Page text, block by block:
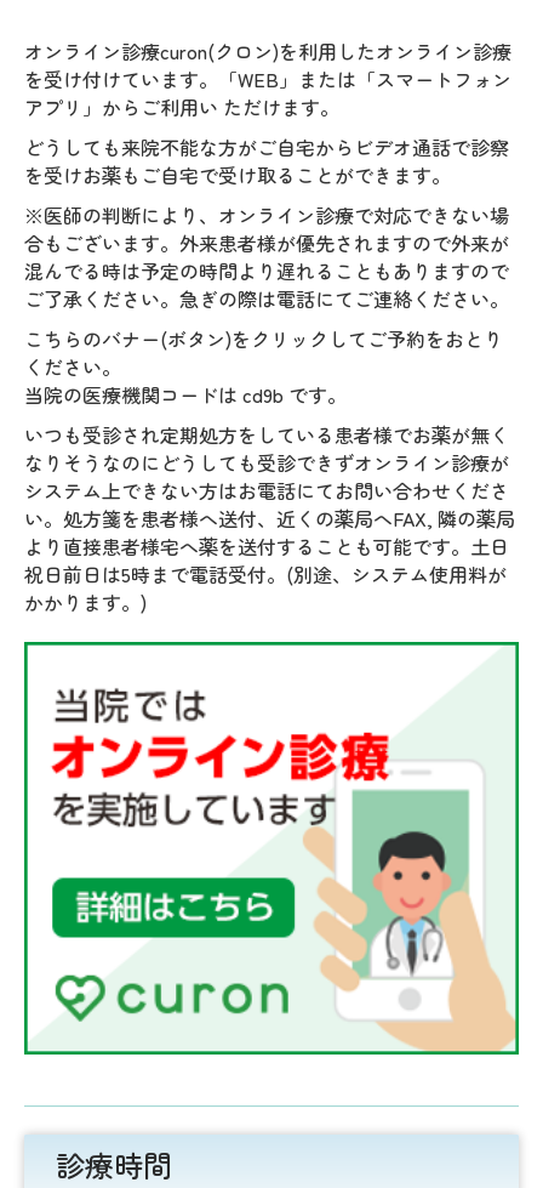
オンライン診療curon(クロン)を利用したオンライン診療
を受け付けています。「WEB」または「スマートフォン
アプリ」からご利用い ただけます。
どうしても来院不能な方がご自宅からビデオ通話で診察
を受けお薬もご自宅で受け取ることができます。
※医師の判断により、オンライン診療で対応できない場
合もございます。外来患者様が優先されますので外来が
混んでる時は予定の時間より遅れることもありますので
ご了承ください。急ぎの際は電話にてご連絡ください。
こちらのバナー(ボタン)をクリックしてご予約をおとり
ください。
当院の医療機関コードは cd9b です。
いつも受診され定期処方をしている患者様でお薬が無く
なりそうなのにどうしても受診できずオンライン診療が
システム上できない方はお電話にてお問い合わせくださ
い。処方箋を患者様へ送付、近くの薬局へFAX, 隣の薬局
より直接患者様宅へ薬を送付することも可能です。土日
祝日前日は5時まで電話受付。(別途、システム使用料が
かかります。)
診療時間